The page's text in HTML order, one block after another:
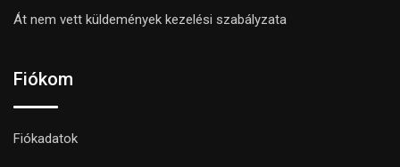
Át nem vett küldemények kezelési szabályzata
Fiókom
Fiókadatok